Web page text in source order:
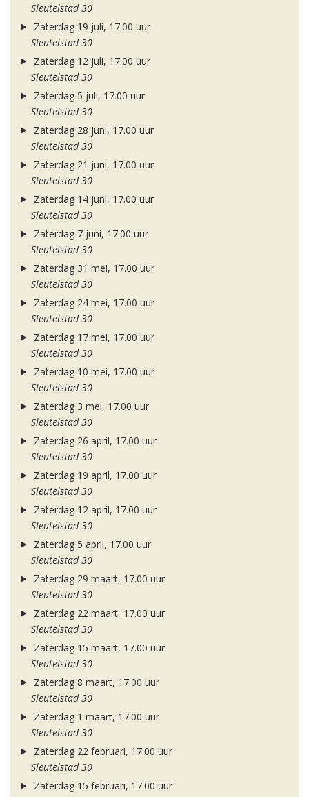
Sleutelstad 30
Zaterdag 19 juli, 17.00 uur
Sleutelstad 30
Zaterdag 12 juli, 17.00 uur
Sleutelstad 30
Zaterdag 5 juli, 17.00 uur
Sleutelstad 30
Zaterdag 28 juni, 17.00 uur
Sleutelstad 30
Zaterdag 21 juni, 17.00 uur
Sleutelstad 30
Zaterdag 14 juni, 17.00 uur
Sleutelstad 30
Zaterdag 7 juni, 17.00 uur
Sleutelstad 30
Zaterdag 31 mei, 17.00 uur
Sleutelstad 30
Zaterdag 24 mei, 17.00 uur
Sleutelstad 30
Zaterdag 17 mei, 17.00 uur
Sleutelstad 30
Zaterdag 10 mei, 17.00 uur
Sleutelstad 30
Zaterdag 3 mei, 17.00 uur
Sleutelstad 30
Zaterdag 26 april, 17.00 uur
Sleutelstad 30
Zaterdag 19 april, 17.00 uur
Sleutelstad 30
Zaterdag 12 april, 17.00 uur
Sleutelstad 30
Zaterdag 5 april, 17.00 uur
Sleutelstad 30
Zaterdag 29 maart, 17.00 uur
Sleutelstad 30
Zaterdag 22 maart, 17.00 uur
Sleutelstad 30
Zaterdag 15 maart, 17.00 uur
Sleutelstad 30
Zaterdag 8 maart, 17.00 uur
Sleutelstad 30
Zaterdag 1 maart, 17.00 uur
Sleutelstad 30
Zaterdag 22 februari, 17.00 uur
Sleutelstad 30
Zaterdag 15 februari, 17.00 uur